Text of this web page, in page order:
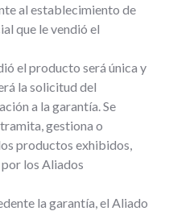
al establecimiento de
que le vendió el
el producto será única y
la solicitud del
a la garantía. Se
gestiona o
productos exhibidos,
los Aliados
la garantía, el Aliado